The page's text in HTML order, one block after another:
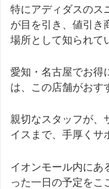
特にアディダスのス
が目を引き、値引き
場所として知られて
愛知・名古屋でお得
は、この店舗がおす
親切なスタッフが、
イスまで、手厚くサ
イオンモール内にあ
った一日の予定をこ